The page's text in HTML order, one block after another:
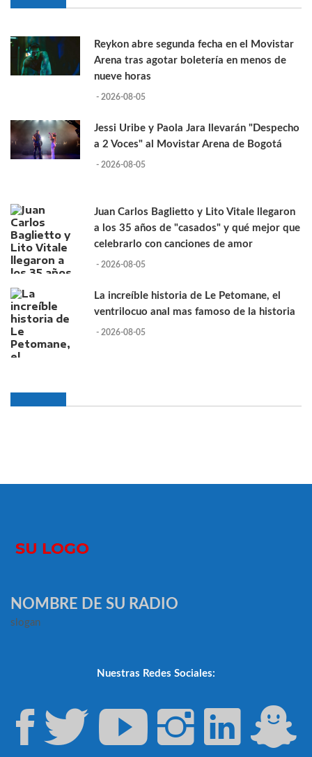
Reykon abre segunda fecha en el Movistar
Arena tras agotar boletería en menos de
nueve horas
- 2026-08-05
Jessi Uribe y Paola Jara llevarán "Despecho
a 2 Voces" al Movistar Arena de Bogotá
- 2026-08-05
Juan Carlos Baglietto y Lito Vitale llegaron
a los 35 años de "casados" y qué mejor que
celebrarlo con canciones de amor
- 2026-08-05
La increíble historia de Le Petomane, el
ventrilocuo anal mas famoso de la historia
- 2026-08-05
NOMBRE DE SU RADIO
slogan
Nuestras Redes Sociales: